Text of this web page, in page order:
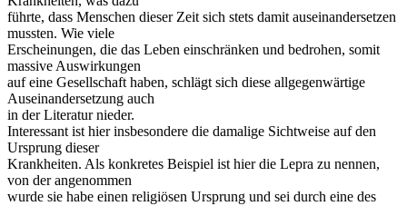
führte, dass Menschen dieser Zeit sich stets damit auseinandersetzen
mussten. Wie viele
Erscheinungen, die das Leben einschränken und bedrohen, somit
massive Auswirkungen
auf eine Gesellschaft haben, schlägt sich diese allgegenwärtige
Auseinandersetzung auch
in der Literatur nieder.
Interessant ist hier insbesondere die damalige Sichtweise auf den
Ursprung dieser
Krankheiten. Als konkretes Beispiel ist hier die Lepra zu nennen,
von der angenommen
wurde sie habe einen religiösen Ursprung und sei durch eine des